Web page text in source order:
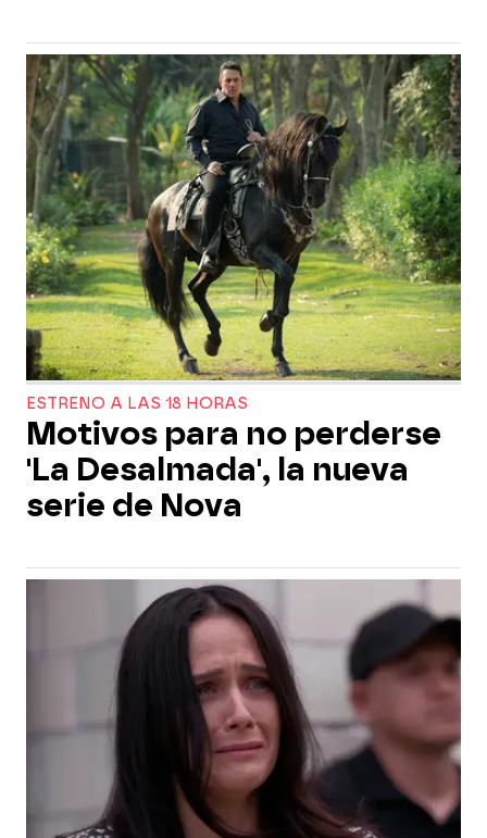
ESTRENO A LAS 18 HORAS
Motivos para no perderse
'La Desalmada', la nueva
serie de Nova